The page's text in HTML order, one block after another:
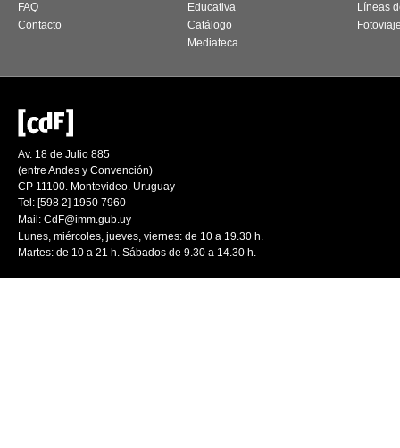
FAQ
Contacto
Educativa
Catálogo
Mediateca
Líneas
Av. 18 de Julio 885
(entre Andes y Convención)
CP 11100. Montevideo. Uruguay
Tel: [598 2] 1950 7960
Mail: CdF@imm.gub.uy
Lunes, miércoles, jueves, viernes: de 10 a 19.30 h.
Martes: de 10 a 21 h. Sábados de 9.30 a 14.30 h.